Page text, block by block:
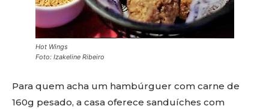
Hot Wings
Foto: Izakeline Ribeiro
Para quem acha um hambúrguer com carne de
160g pesado, a casa oferece sanduíches com